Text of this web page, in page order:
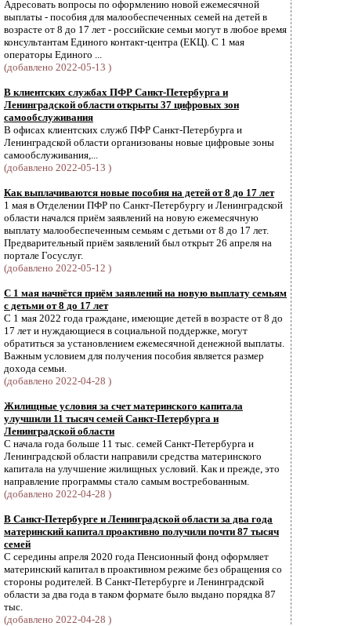
Адресовать вопросы по оформлению новой ежемесячной
выплаты - пособия для малообеспеченных семей на детей в
возрасте от 8 до 17 лет - российские семьи могут в любое время
консультантам Единого контакт-центра (ЕКЦ). С 1 мая
операторы Единого ...
(добавлено 2022-05-13 )
В клиентских службах ПФР Санкт-Петербурга и
Ленинградской области открыты 37 цифровых зон
самообслуживания
В офисах клиентских служб ПФР Санкт-Петербурга и
Ленинградской области организованы новые цифровые зоны
самообслуживания,...
(добавлено 2022-05-13 )
Как выплачиваются новые пособия на детей от 8 до 17 лет
1 мая в Отделении ПФР по Санкт-Петербургу и Ленинградской
области начался приём заявлений на новую ежемесячную
выплату малообеспеченным семьям с детьми от 8 до 17 лет.
Предварительный приём заявлений был открыт 26 апреля на
портале Госуслуг.
(добавлено 2022-05-12 )
С 1 мая начнётся приём заявлений на новую выплату семьям
с детьми от 8 до 17 лет
С 1 мая 2022 года граждане, имеющие детей в возрасте от 8 до
17 лет и нуждающиеся в социальной поддержке, могут
обратиться за установлением ежемесячной денежной выплаты.
Важным условием для получения пособия является размер
дохода семьи.
(добавлено 2022-04-28 )
Жилищные условия за счет материнского капитала
улучшили 11 тысяч семей Санкт-Петербурга и
Ленинградской области
С начала года больше 11 тыс. семей Санкт-Петербурга и
Ленинградской области направили средства материнского
капитала на улучшение жилищных условий. Как и прежде, это
направление программы стало самым востребованным.
(добавлено 2022-04-28 )
В Санкт-Петербурге и Ленинградской области за два года
материнский капитал проактивно получили почти 87 тысяч
семей
С середины апреля 2020 года Пенсионный фонд оформляет
материнский капитал в проактивном режиме без обращения со
стороны родителей. В Санкт-Петербурге и Ленинградской
области за два года в таком формате было выдано порядка 87
тыс.
(добавлено 2022-04-28 )